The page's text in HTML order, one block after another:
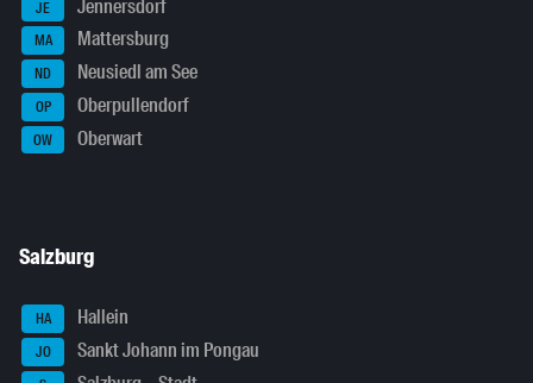
JE Jennersdorf
MA Mattersburg
ND Neusiedl am See
OP Oberpullendorf
OW Oberwart
Salzburg
HA Hallein
JO Sankt Johann im Pongau